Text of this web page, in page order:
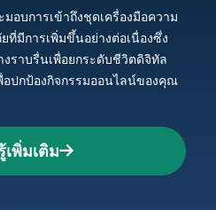
อบการเข้าถึงชุดเครื่องมือความ
มีการเพิ่มขึ้นอย่างต่อเนื่องซึ่ง
ราบรื่นเพื่อยกระดับชีวิตดิจิทัล
ปกป้องกิจกรรมออนไลน์ของคุณ
เพิ่มเติม